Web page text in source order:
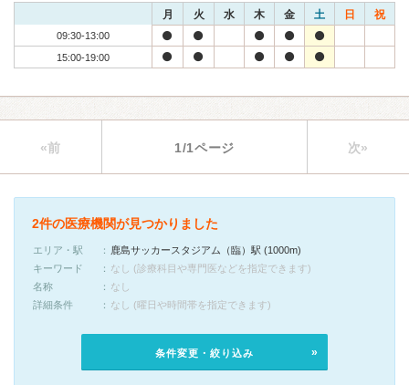
月 火 水 木 金 土 日 祝
09:30-13:00
15:00-19:00
«前 1/1ページ 次»
2件の医療機関が見つかりました
エリア・駅
鹿島サッカースタジアム（臨）駅 (1000m)
キーワード
なし (診療科目や専門医などを指定できます)
名称
なし
詳細条件
なし (曜日や時間帯を指定できます)
条件変更・絞り込み